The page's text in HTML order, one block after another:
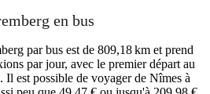
en bus
par bus est de 809,18 km et prend
par jour, avec le premier départ au
Il est possible de voyager de Nîmes à